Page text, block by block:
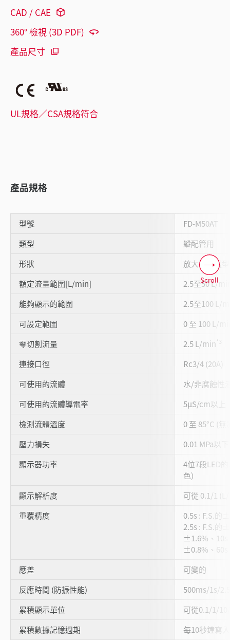
CAD / CAE
360° 檢視 (3D PDF)
產品尺寸
UL規格／CSA規格符合
產品規格
型號
FD-M50AT
類型
縱配管用
形狀
放大器一體型
額定流量範圍[L/min]
2.5至50 L/
能夠顯示的範圍
2.5至100 L/
可設定範圍
0 至 100 L/
零切割流量
2.5 L/min*3
連接口徑
Rc3/4 (20A)
可使用的流體
水/非腐蝕性
可使用的流體導電率
5µS/cm以上
檢測流體溫度
0 至 85°C (無
壓力損失
0.01 MPa以下
顯示器功率
4位7段LED
色)
顯示解析度
可從 0.1/1
重覆精度
0.5s : F.S.的
2.5s : F.S.的
±1.6%、10s
±0.8%、60s
應差
可變的
反應時間 (防振性能)
500ms/1s/
累積顯示單位
可從0.1/1/
累積數據記憶週期
每10秒鐘寫
Scroll